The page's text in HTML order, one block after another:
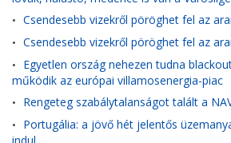
• Csendesebb vizekről pöröghet fel az
• Csendesebb vizekről pöröghet fel az
• Egyetlen ország nehezen tudna
működik az európai villamosenergia-piac
• Rengeteg szabálytalanságot talált a
• Portugália: a jövő hét jelentős
indul